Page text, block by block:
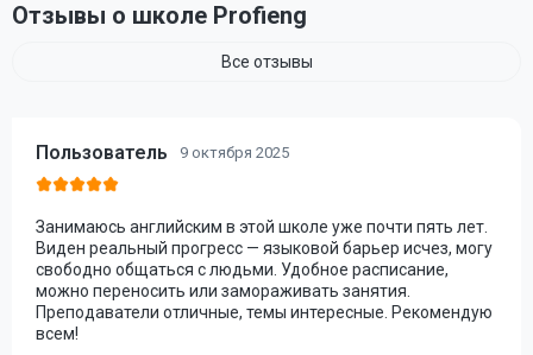
Отзывы о школе Profieng
Все отзывы
Пользователь 9 октября 2025
Занимаюсь английским в этой школе уже почти пять лет.
Виден реальный прогресс — языковой барьер исчез, могу
свободно общаться с людьми. Удобное расписание,
можно переносить или замораживать занятия.
Преподаватели отличные, темы интересные. Рекомендую
всем!